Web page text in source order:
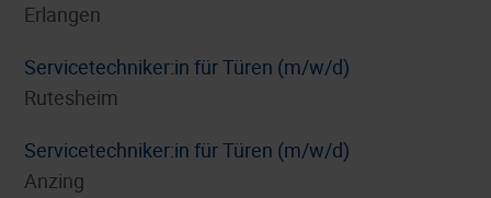
Erlangen
Servicetechniker:in für Türen (m/w/d)
Rutesheim
Servicetechniker:in für Türen (m/w/d)
Anzing